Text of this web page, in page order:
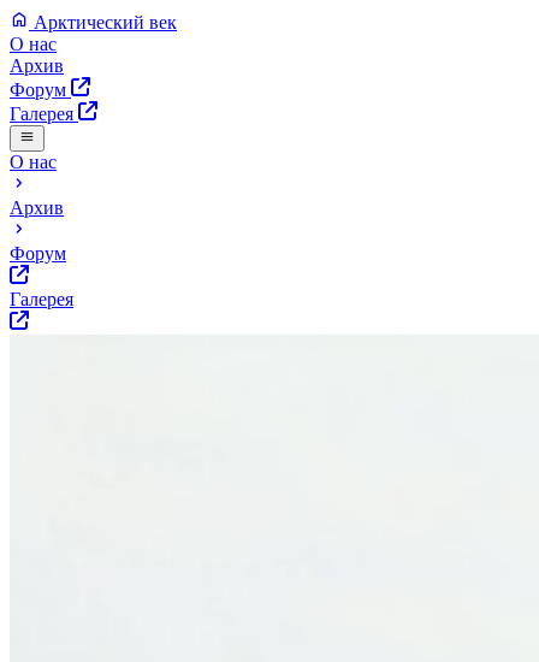
Арктический век
О нас
Архив
Форум
Галерея
О нас
Архив
Форум
Галерея